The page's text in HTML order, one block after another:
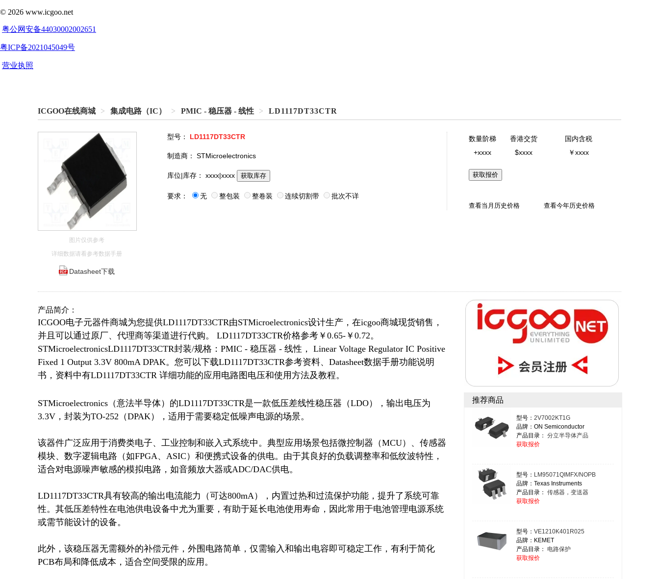
ICGOO在线商城 > 集成电路（IC） > PMIC - 稳压器 - 线性 > LD1117DT33CTR
图片仅供参考
详细数据请看参考数据手册
Datasheet下载
型号： LD1117DT33CTR
制造商： STMicroelectronics
库位|库存： xxxx|xxxx 获取库存
要求： 无 整包装 整卷装 连续切割带 批次不详
数量阶梯 香港交货
国内含税
+xxxx
$xxxx ￥xxxx
获取报价
查看当月历史价格 查看今年历史价格
产品简介：
ICGOO电子元器件商城为您提供LD1117DT33CTR由STMicroelectronics设计生产，在icgoo商城现货销售，
并且可以通过原厂、代理商等渠道进行代购。 LD1117DT33CTR价格参考￥0.65-￥0.72。
STMicroelectronicsLD1117DT33CTR封装/规格：PMIC - 稳压器 - 线性， Linear Voltage Regulator IC Positive
Fixed 1 Output 3.3V 800mA DPAK。您可以下载LD1117DT33CTR参考资料、Datasheet数据手册功能说明
书，资料中有LD1117DT33CTR 详细功能的应用电路图电压和使用方法及教程。
STMicroelectronics（意法半导体）的LD1117DT33CTR是一款低压差线性稳压器（LDO），输出电压为
3.3V，封装为TO-252（DPAK），适用于需要稳定低噪声电源的场景。
该器件广泛应用于消费类电子、工业控制和嵌入式系统中。典型应用场景包括微控制器（MCU）、传感器
模块、数字逻辑电路（如FPGA、ASIC）和便携式设备的供电。由于其良好的负载调整率和低纹波特性，
适合对电源噪声敏感的模拟电路，如音频放大器或ADC/DAC供电。
LD1117DT33CTR具有较高的输出电流能力（可达800mA），内置过热和过流保护功能，提升了系统可靠
性。其低压差特性在电池供电设备中尤为重要，有助于延长电池使用寿命，因此常用于电池管理电源系统
或需节能设计的设备。
此外，该稳压器无需额外的补偿元件，外围电路简单，仅需输入和输出电容即可稳定工作，有利于简化
PCB布局和降低成本，适合空间受限的应用。
推荐商品
型号： 2V7002KT1G
品牌：ON Semiconductor
产品目录： 分立半导体产品
获取报价
型号： LM95071QIMFX/NOPB
品牌：Texas Instruments
产品目录： 传感器，变送器
获取报价
型号： VE1210K401R025
品牌：KEMET
产品目录： 电路保护
获取报价